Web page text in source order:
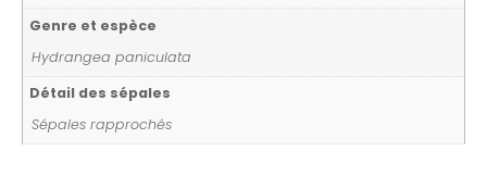
Genre et espèce
Hydrangea paniculata
Détail des sépales
Sépales rapprochés